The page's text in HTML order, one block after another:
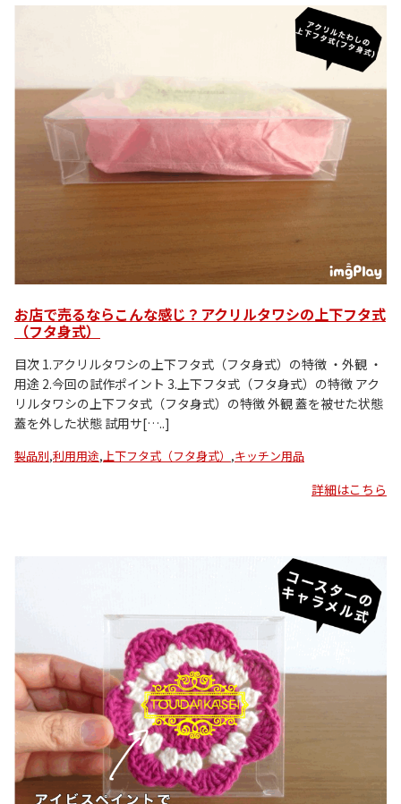
お店で売るならこんな感じ？アクリルタワシの上下フタ式
（フタ身式）
目次 1.アクリルタワシの上下フタ式（フタ身式）の特徴 ・外観 ・
用途 2.今回の試作ポイント 3.上下フタ式（フタ身式）の特徴 アク
リルタワシの上下フタ式（フタ身式）の特徴 外観 蓋を被せた状態
蓋を外した状態 試用サ[…..]
製品別,利用用途,上下フタ式（フタ身式） ,キッチン用品
詳細はこちら